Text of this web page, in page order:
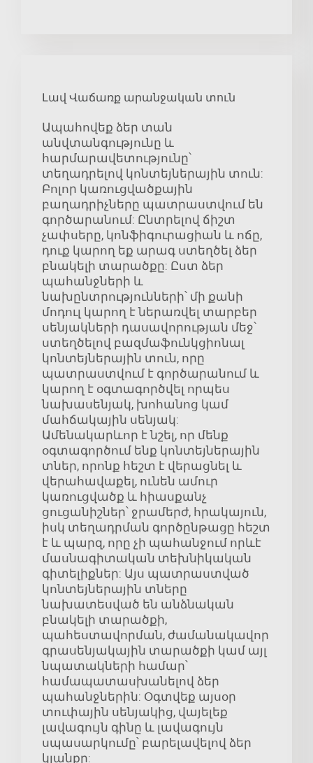
Լավ Վաճառք արանջական տուն
Ապահովեք ձեր տան
անվտանգությունը և
հարմարավետությունը՝
տեղադրելով կոնտեյներային տուն:
Բոլոր կառուցվածքային
բաղադրիչները պատրաստվում են
գործարանում: Ընտրելով ճիշտ
չափսերը, կոնֆիգուրացիան և ոճը,
դուք կարող եք արագ ստեղծել ձեր
բնակելի տարածքը: Ըստ ձեր
պահանջների և
նախընտրությունների՝ մի քանի
մոդուլ կարող է ներառվել տարբեր
սենյակների դասավորության մեջ՝
ստեղծելով բազմաֆունկցիոնալ
կոնտեյներային տուն, որը
պատրաստվում է գործարանում և
կարող է օգտագործվել որպես
նախասենյակ, խոհանոց կամ
մահճակային սենյակ:
Ամենակարևոր է նշել, որ մենք
օգտագործում ենք կոնտեյներային
տներ, որոնք հեշտ է վերացնել և
վերահավաքել, ունեն ամուր
կառուցվածք և հիասքանչ
ցուցանիշներ՝ ջրամերժ, հրակայուն,
իսկ տեղադրման գործընթացը հեշտ
է և պարզ, որը չի պահանջում որևէ
մասնագիտական տեխնիկական
գիտելիքներ: Այս պատրաստված
կոնտեյներային տները
նախատեսված են անձնական
բնակելի տարածքի,
պահեստավորման, ժամանակավոր
գրասենյակային տարածքի կամ այլ
նպատակների համար՝
համապատասխանելով ձեր
պահանջներին: Օգտվեք այսօր
տուփային սենյակից, վայելեք
լավագույն գինը և լավագույն
սպասարկումը՝ բարելավելով ձեր
կյանքը: